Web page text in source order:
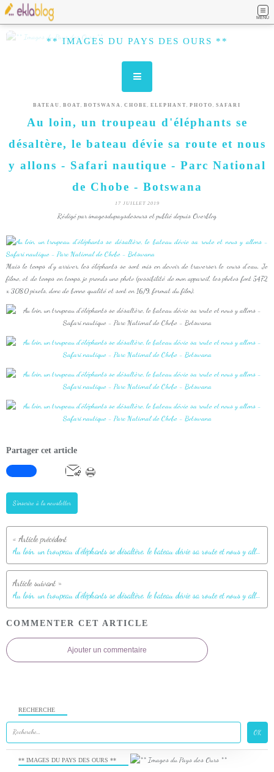
MENU
** IMAGES DU PAYS DES OURS **
BATEAU , BOAT, BOTSWANA , CHOBE , ELEPHANT, PHOTO , SAFARI
Au loin, un troupeau d'éléphants se
désaltère, le bateau dévie sa route et nous
y allons - Safari nautique - Parc National
de Chobe - Botswana
17 JUILLET 2019
Rédigé par imagesdupaysdesours et publié depuis Overblog
Mais le temps d'y arriver, les éléphants se sont mis en devoir de traverser le cours d'eau. Je
filme, et de temps en temps, je prends une photo (possibilité de mon appareil, les photos font 5472
x 3080 pixels, donc de bonne qualité et sont en 16/9, format du film).
Partager cet article
S'inscrire à la newsletter
Au loin, un troupeau d'éléphants se désaltère, le bateau dévie sa route et nous y allons - Safari nautique - Parc National de Chobe - Botswana
Au loin, un troupeau d'éléphants se désaltère, le bateau dévie sa route et nous y allons - Safari nautique - Parc National de Chobe - Botswana
COMMENTER CET ARTICLE
Ajouter un commentaire
RECHERCHE
** IMAGES DU PAYS DES OURS **